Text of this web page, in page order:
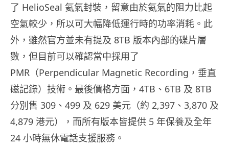
了 HelioSeal 氦氣封裝，留意由於氦氣的阻力比起
空氣較少，所以可大幅降低運行時的功率消耗。此
外，雖然官方並未有提及 8TB 版本內部的碟片層
數，但目前可以確認當中採用了
PMR（Perpendicular Magnetic Recording，垂直
磁記錄）技術。最後價格方面，4TB、6TB 及 8TB
分別售 309、499 及 629 美元（約 2,397、3,870 及
4,879 港元），而所有版本皆提供 5 年保養及全年
24 小時無休電話支援服務。